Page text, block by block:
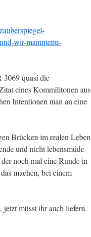
wir-mainmenu-
3069 quasi die
eines Kommilitonen aus
Intentionen man an eine
Brücken im realen Leben
und nicht lebensmüde
noch mal eine Runde in
machen, bei einem
müsst ihr auch liefern.